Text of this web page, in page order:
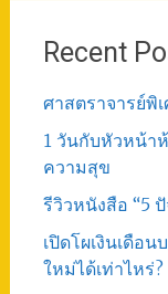
Recent
ศาสตราจารย์
1 วันกับหัวหน้า
ความสุข
รีวิวหนังสือ “5
เปิดโผเงินเดือ
ใหม่ได้เท่าไหร่?